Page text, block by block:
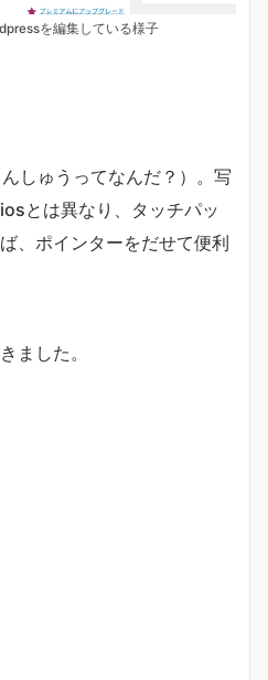
を編集している様子
しゅうってなんだ？）。写
とは異なり、タッチパッ
、ポインターをだせて便利
ました。